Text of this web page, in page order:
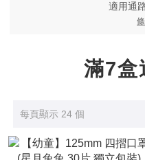
適用通
滿7盒
每頁顯示 24 個